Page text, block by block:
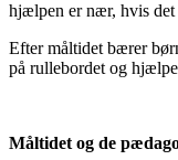
hjælpen er nær, hvis det
Efter måltidet bærer
på rullebordet og
Måltidet og de